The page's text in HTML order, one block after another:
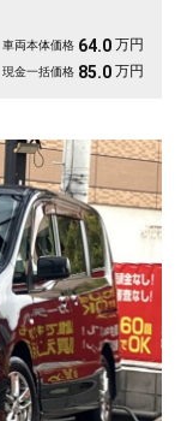
ード。走り出しが待ち
車両本体価格 64.0 万円
現金一括価格 85.0 万円